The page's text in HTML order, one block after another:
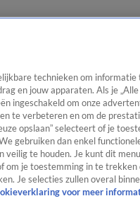
technieken om informatie
en jouw apparaten. Als je „Alle
ingeschakeld om onze
te verbeteren en om de
opslaan” selecteert of je
gebruiken dan enkel
veilig te houden. Je kunt dit
om je toestemming in te trekken
Je selecties zullen overal
voor meer